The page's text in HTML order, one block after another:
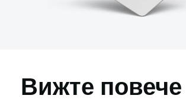
Вижте повече